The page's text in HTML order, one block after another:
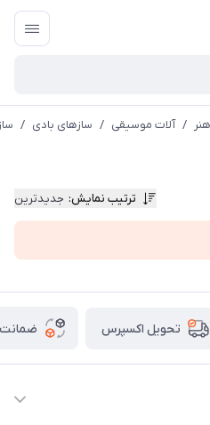
/ آلات موسیقی / سازهای بادی /
ترتیب نمایش: جدیدترین
تحویل اکسپرس ضمانت